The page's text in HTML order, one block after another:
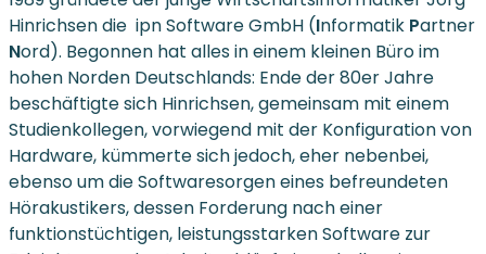
Hinrichsen die ipn Software GmbH (Informatik Partner
Nord). Begonnen hat alles in einem kleinen Büro im
hohen Norden Deutschlands: Ende der 80er Jahre
beschäftigte sich Hinrichsen, gemeinsam mit einem
Studienkollegen, vorwiegend mit der Konfiguration von
Hardware, kümmerte sich jedoch, eher nebenbei,
ebenso um die Softwaresorgen eines befreundeten
Hörakustikers, dessen Forderung nach einer
funktionstüchtigen, leistungsstarken Software zur